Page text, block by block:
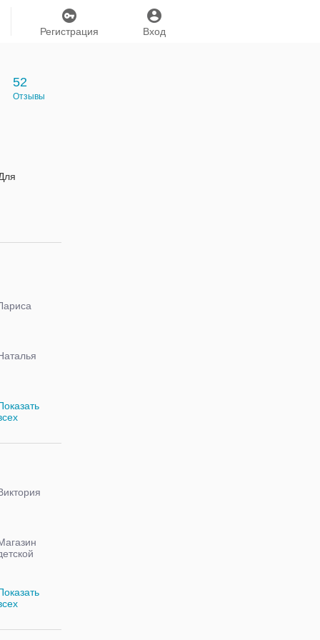
Вход
Регистрация
52
Отзывы